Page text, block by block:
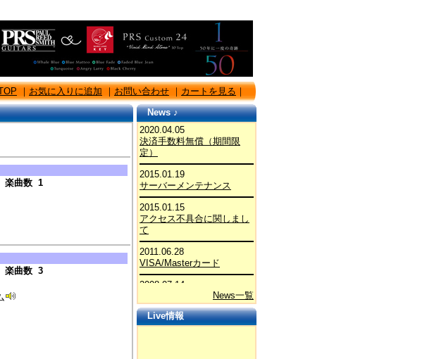
｜ お気に入りに追加 ｜ お問い合わせ ｜ カートを見る ｜
楽曲数 1
楽曲数 3
News ♪
2020.04.05
決済手数料無償（期間限
定）
2015.01.19
サーバーメンテナンス
2015.01.15
アクセス不具合に関しまし
て
2011.06.28
VISA/Masterカード
2008.07.14
Music Bazaar CD-PRESS
News一覧
Live情報